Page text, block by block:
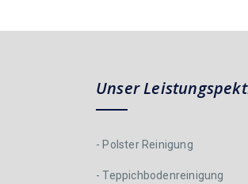
Unser
- Polster Reinigung
- Teppichbodenreinigung